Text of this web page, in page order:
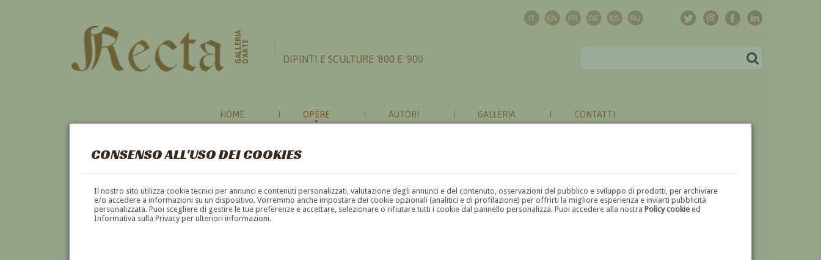
CONSENSO ALL'USO DEI COOKIES
Il nostro sito utilizza cookie tecnici per annunci e contenuti personalizzati, valutazione degli annunci e del contenuto, osservazioni del pubblico e sviluppo di prodotti, per archiviare
e/o accedere a informazioni su un dispositivo. Vorremmo anche impostare dei cookie opzionali (analitici e di profilazione) per offrirti la migliore esperienza e inviarti pubblicità
personalizzata. Puoi scegliere di gestire le tue preferenze e accettare, selezionare o rifiutare tutti i cookie dal pannello personalizza. Puoi accedere alla nostraPolicy cookie ed
Informativa sulla Privacy per ulteriori informazioni.
GALLERIAD'ARTE DIPINTI E SCULTURE '800 E '900
HOME OPERE AUTORI GALLERIA CONTATTI
SCULTURE
A B C D E F G H I J K L M N O P Q R S T U V W X Y Z ⬅